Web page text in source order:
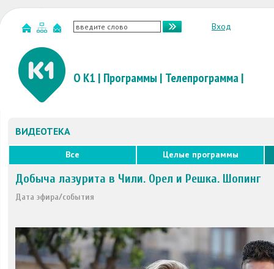
Вход
О К1 | Программы | Телепрограмма|
ВИДЕОТЕКА
Все Целые программы
Добыча лазурита в Чили. Орел и Решка. Шопинг
Дата эфира/события